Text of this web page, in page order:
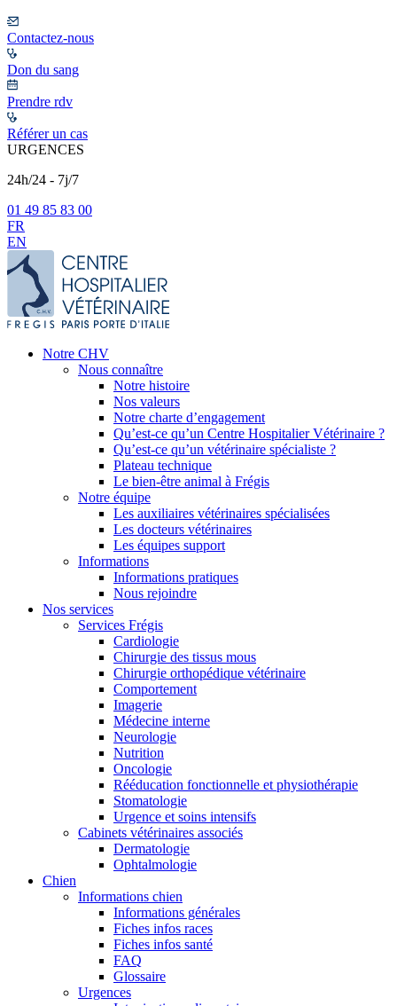
Contactez-nous
Don du sang
Prendre rdv
Référer un cas
URGENCES
24h/24 - 7j/7
01 49 85 83 00
FR
EN
Notre CHV
Nous connaître
Notre histoire
Nos valeurs
Notre charte d’engagement
Qu’est-ce qu’un Centre Hospitalier Vétérinaire ?
Qu’est-ce qu’un vétérinaire spécialiste ?
Plateau technique
Le bien-être animal à Frégis
Notre équipe
Les auxiliaires vétérinaires spécialisées
Les docteurs vétérinaires
Les équipes support
Informations
Informations pratiques
Nous rejoindre
Nos services
Services Frégis
Cardiologie
Chirurgie des tissus mous
Chirurgie orthopédique vétérinaire
Comportement
Imagerie
Médecine interne
Neurologie
Nutrition
Oncologie
Rééducation fonctionnelle et physiothérapie
Stomatologie
Urgence et soins intensifs
Cabinets vétérinaires associés
Dermatologie
Ophtalmologie
Chien
Informations chien
Informations générales
Fiches infos races
Fiches infos santé
FAQ
Glossaire
Urgences